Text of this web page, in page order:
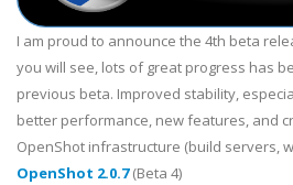
I am proud to announce the 4th beta
you will see, lots of great progress has
previous beta. Improved stability,
better performance, new features, and
OpenShot infrastructure (build servers,
OpenShot 2.0.7(Beta 4)